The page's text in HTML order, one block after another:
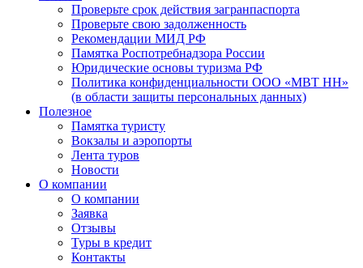
Проверьте срок действия загранпаспорта
Проверьте свою задолженность
Рекомендации МИД РФ
Памятка Роспотребнадзора России
Юридические основы туризма РФ
Политика конфиденциальности ООО «МВТ НН»
(в области защиты персональных данных)
Полезное
Памятка туристу
Вокзалы и аэропорты
Лента туров
Новости
О компании
О компании
Заявка
Отзывы
Туры в кредит
Контакты